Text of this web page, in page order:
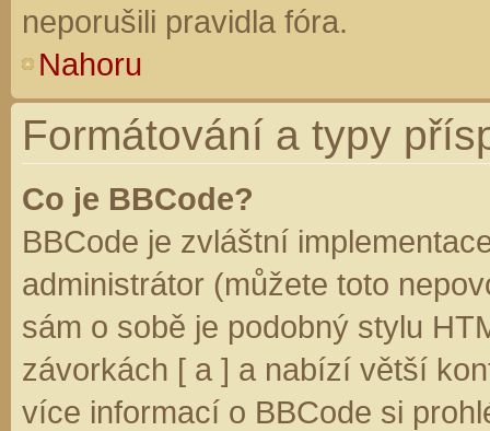
neporušili pravidla fóra.
Nahoru
Formátování a typy
Co je BBCode?
BBCode je zvláštní
administrátor (můžete toto
sám o sobě je podobný stylu
závorkách [ a ] a nabízí větší
více informací o BBCode si